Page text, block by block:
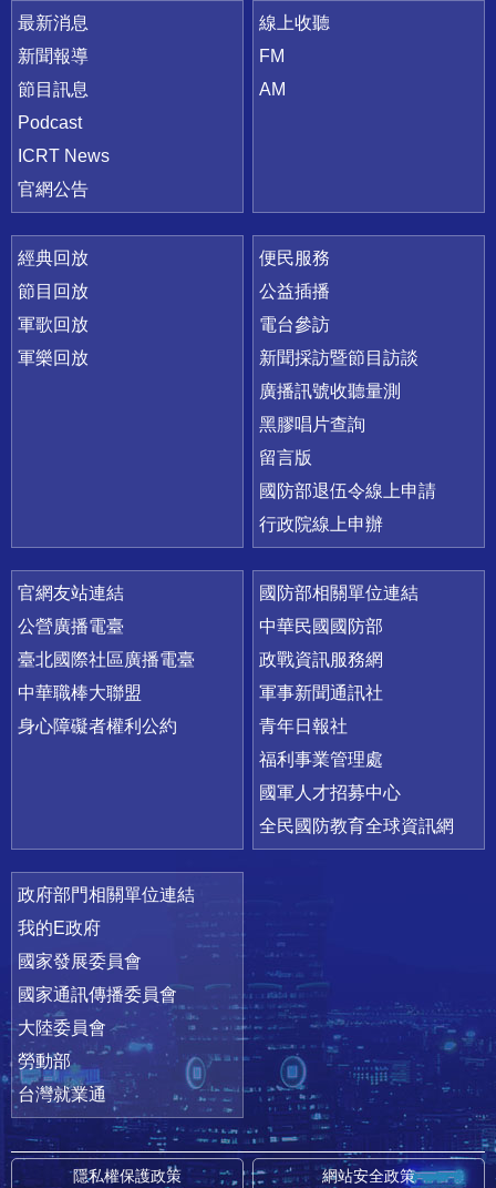
最新消息
新聞報導
節目訊息
Podcast
ICRT News
官網公告
線上收聽
FM
AM
經典回放
節目回放
軍歌回放
軍樂回放
便民服務
公益插播
電台參訪
新聞採訪暨節目訪談
廣播訊號收聽量測
黑膠唱片查詢
留言版
國防部退伍令線上申請
行政院線上申辦
官網友站連結
公營廣播電臺
臺北國際社區廣播電臺
中華職棒大聯盟
身心障礙者權利公約
國防部相關單位連結
中華民國國防部
政戰資訊服務網
軍事新聞通訊社
青年日報社
福利事業管理處
國軍人才招募中心
全民國防教育全球資訊網
政府部門相關單位連結
我的E政府
國家發展委員會
國家通訊傳播委員會
大陸委員會
勞動部
台灣就業通
隱私權保護政策 網站安全政策